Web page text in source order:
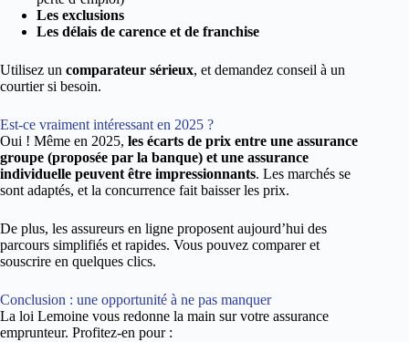
Les exclusions
Les délais de carence et de franchise
Utilisez un comparateur sérieux, et demandez conseil à un
courtier si besoin.
Est-ce vraiment intéressant en 2025 ?
Oui ! Même en 2025, les écarts de prix entre une assurance
groupe (proposée par la banque) et une assurance
individuelle peuvent être impressionnants. Les marchés se
sont adaptés, et la concurrence fait baisser les prix.
De plus, les assureurs en ligne proposent aujourd’hui des
parcours simplifiés et rapides. Vous pouvez comparer et
souscrire en quelques clics.
Conclusion : une opportunité à ne pas manquer
La loi Lemoine vous redonne la main sur votre assurance
emprunteur. Profitez-en pour :